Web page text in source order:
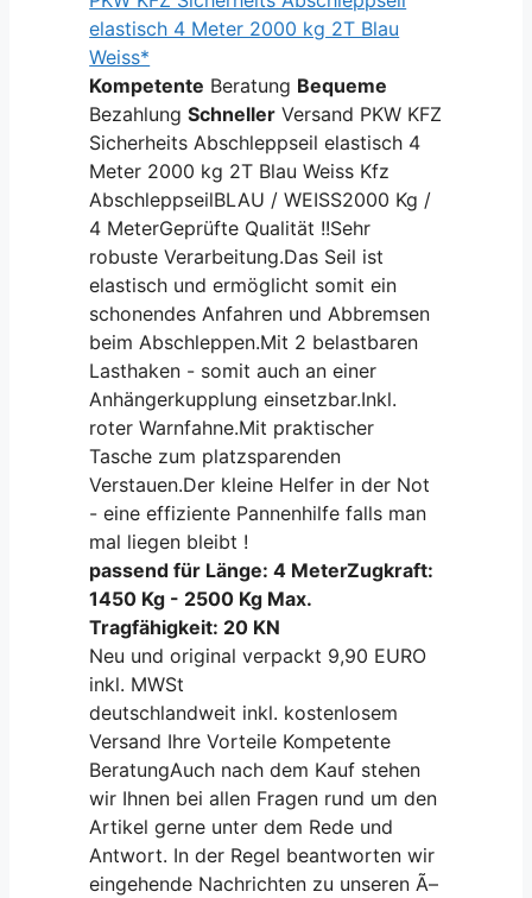
elastisch 4 Meter 2000 kg 2T Blau
Weiss*
Kompetente Beratung Bequeme
BezahlungSchneller Versand PKW KFZ
Sicherheits Abschleppseil elastisch 4
Meter 2000 kg 2T Blau Weiss Kfz
AbschleppseilBLAU / WEISS2000 Kg /
4 MeterGeprüfte Qualität !!Sehr
robuste Verarbeitung.Das Seil ist
elastisch und ermöglicht somit ein
schonendes Anfahren und Abbremsen
beim Abschleppen.Mit 2 belastbaren
Lasthaken - somit auch an einer
Anhängerkupplung einsetzbar.Inkl.
roter Warnfahne.Mit praktischer
Tasche zum platzsparenden
Verstauen.Der kleine Helfer in der Not
- eine effiziente Pannenhilfe falls man
mal liegen bleibt !
passend für Länge: 4 MeterZugkraft:
1450 Kg - 2500 Kg Max.
Tragfähigkeit: 20 KN
Neu und original verpackt 9,90 EURO
inkl. MWSt
deutschlandweit inkl. kostenlosem
Versand Ihre Vorteile Kompetente
BeratungAuch nach dem Kauf stehen
wir Ihnen bei allen Fragen rund um den
Artikel gerne unter dem Rede und
Antwort. In der Regel beantworten wir
eingehende Nachrichten zu unseren Ã–